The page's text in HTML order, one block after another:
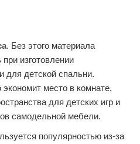
. Без этого материала
изготовлении
для детской спальни.
место в комнате,
для детских игр и
самодельной мебели.
популярностью из-за